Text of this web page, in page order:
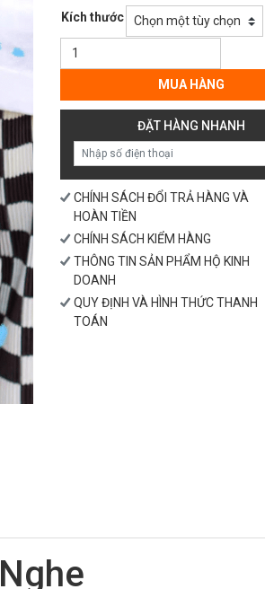
Kích thước
Blindbox
Đựng
Nghe
lượng
MUA HÀNG
ĐẶT HÀNG NHANH
CHÍNH SÁCH ĐỔI TRẢ HÀNG VÀ
HOÀN TIỀN
CHÍNH SÁCH KIỂM HÀNG
THÔNG TIN SẢN PHẨM HỘ KINH
DOANH
QUY ĐỊNH VÀ HÌNH THỨC THANH
TOÁN